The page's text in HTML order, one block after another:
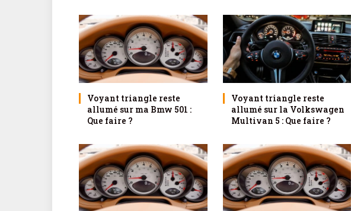
Voyant triangle reste
allumé sur ma Bmw 501 :
Que faire ?
Voyant triangle reste
allumé sur la Volkswagen
Multivan 5 : Que faire ?